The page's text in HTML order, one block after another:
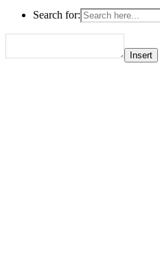
Search for:
Insert